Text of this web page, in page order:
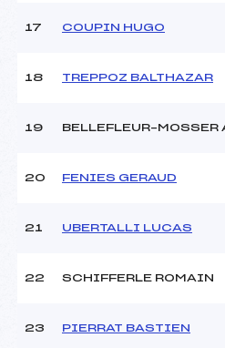
17 COUPIN HUGO
18 TREPPOZ BALTHAZAR
19 BELLEFLEUR–MOSSER
20 FENIES GERAUD
21 UBERTALLI LUCAS
22 SCHIFFERLE ROMAIN
23 PIERRAT BASTIEN